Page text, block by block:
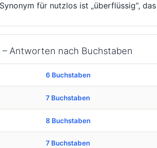
für nutzlos ist „überflüssig“,
Antworten nach Buchstaben
6 Buchstaben
7 Buchstaben
8 Buchstaben
7 Buchstaben